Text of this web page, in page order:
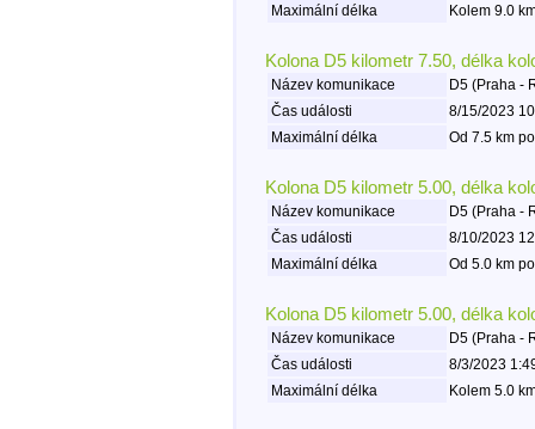
Maximální délka
Kolem 9.0
Kolona D5 kilometr 7.50, délka
Název komunikace
D5 (Praha -
Čas události
8/15/2023
Maximální délka
Od 7.5 km
Kolona D5 kilometr 5.00, délka
Název komunikace
D5 (Praha -
Čas události
8/10/2023
Maximální délka
Od 5.0 km
Kolona D5 kilometr 5.00, délka
Název komunikace
D5 (Praha -
Čas události
8/3/2023
Maximální délka
Kolem 5.0